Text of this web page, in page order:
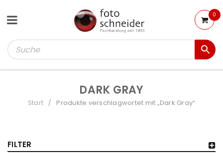
0
DARK GRAY
Start / Produkte verschlagwortet mit „Dark Gray“
FILTER